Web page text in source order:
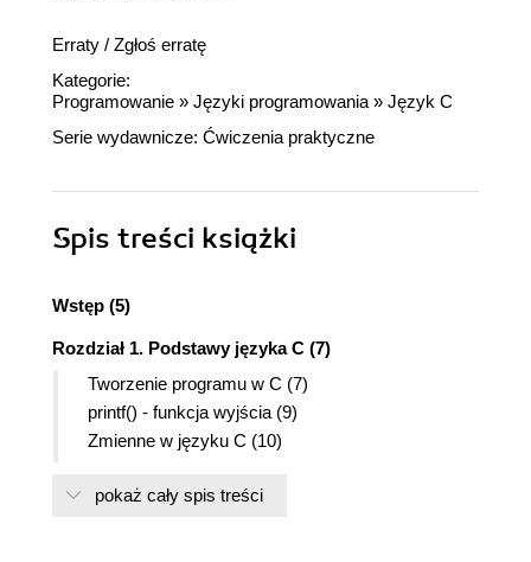
Erraty / Zgłoś erratę
Kategorie:
Programowanie » Języki programowania » Język C
Serie wydawnicze: Ćwiczenia praktyczne
Spis treści książki
Wstęp (5)
Rozdział 1. Podstawy języka C (7)
Tworzenie programu w C (7)
printf() - funkcja wyjścia (9)
Zmienne w języku C (10)
scanf() - funkcja wejścia (15)
pokaż cały spis treści